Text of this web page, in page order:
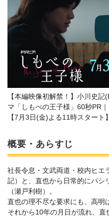
【本編映像初解禁！】小川史
マ「しもべの王子様」60秒PR
【7月3日(金)よる11時スタート】
概要・あらすじ
社長令息・文武両道・校内ヒエ
記）と、直也から日常的にパシ
（瀬戸利樹）。
直也の理不尽な要求にも、高明
それから10年の月日が流れ、